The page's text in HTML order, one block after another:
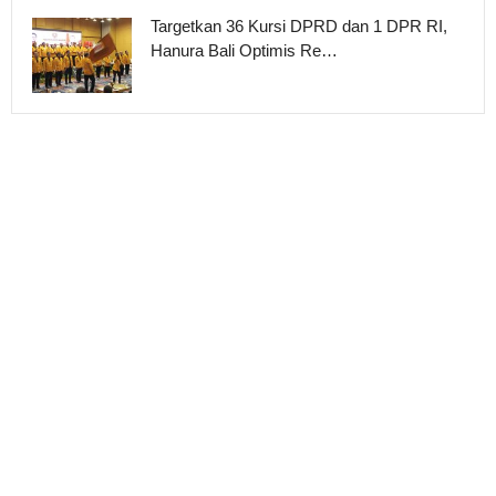
Targetkan 36 Kursi DPRD dan 1 DPR RI,
Hanura Bali Optimis Re…